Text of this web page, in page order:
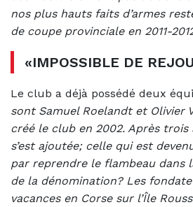
nos plus hauts faits d’armes
de coupe provinciale en 2011-
«IMPOSSIBLE DE
Le club a déjà possédé deux
sont Samuel Roelandt et Olivier
créé le club en 2002. Après trois
s’est ajoutée; celle qui est
par reprendre le flambeau dans
de la dénomination? Les
vacances en Corse sur l’Île